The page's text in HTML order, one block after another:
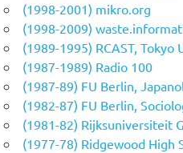
(1998-2001) mikro.org
(1998-2009)
(1989-1995) RCAST, Tokyo
(1987-1989) Radio 100
(1987-89) FU Berlin,
(1982-87) FU Berlin,
(1981-82) Rijksuniversiteit
(1977-78) Ridgewood High